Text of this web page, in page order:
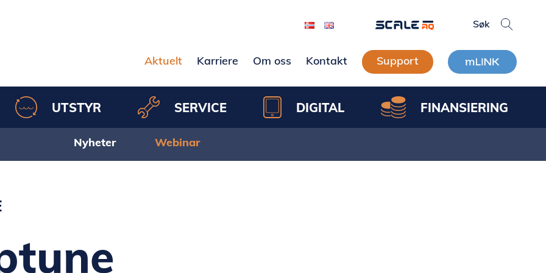
Aktuelt
Karriere Om oss Kontakt Support
UTSTYR SERVICE DIGITAL FINANSIERING
Nyheter Webinar